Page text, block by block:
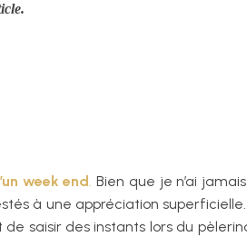
week end Bien que je n’ai
à une appréciation superficielle.
saisir des instants lors du